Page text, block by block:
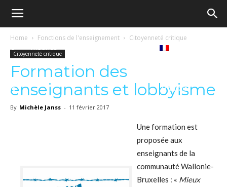
Ecole
démocratique
school
Tribunes
Français
Home Fonctions de l'enseignement Citoyenneté critique
Citoyenneté critique
Formation des
enseignants et lobbyisme
By Michèle Janss - 11 février 2017
Une formation est
proposée aux
enseignants de la
communauté Wallonie-
Bruxelles : « Mieux